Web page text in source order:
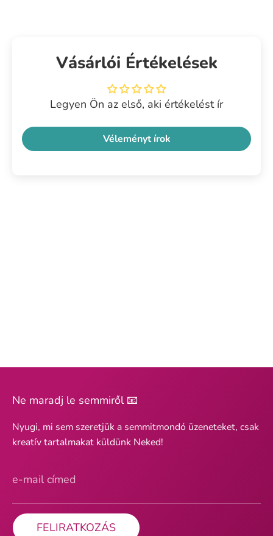
Vásárlói Értékelések
Legyen Ön az első, aki értékelést ír
Véleményt írok
Ne maradj le semmiről 📧
Nyugi, mi sem szeretjük a semmitmondó üzeneteket, csak
kreatív tartalmakat küldünk Neked!
e-mail címed
FELIRATKOZÁS